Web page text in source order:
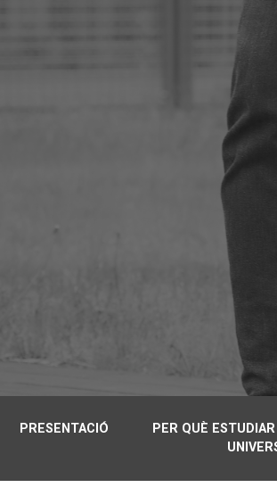
PRESENTACIÓ
PER QUÈ